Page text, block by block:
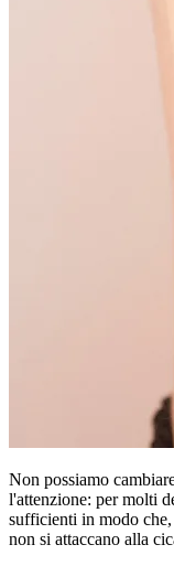
Non possiamo
l'attenzione: per molti
sufficienti in modo
non si attaccano alla